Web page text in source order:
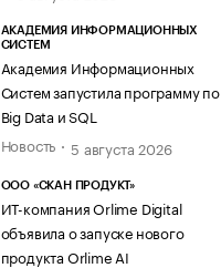
АКАДЕМИЯ ИНФОРМАЦИОННЫХ
СИСТЕМ
Академия Информационных
Систем запустила программу по
Big Data и SQL
Новость
5 августа 2026
ООО «СКАН ПРОДУКТ»
ИТ-компания Orlime Digital
объявила о запуске нового
продукта Orlime AI